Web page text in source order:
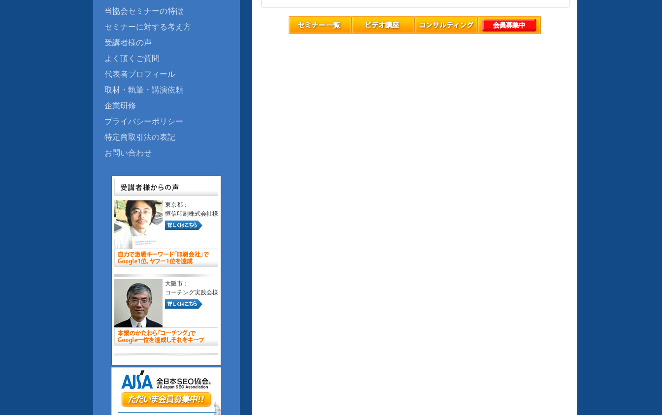
当協会セミナーの特徴
セミナーに対する考え方
受講者様の声
よく頂くご質問
代表者プロフィール
取材・執筆・講演依頼
企業研修
プライバシーポリシー
特定商取引法の表記
お問い合わせ
東京都：
恒信印刷株式会社様
大阪市：
コーチング実践会様